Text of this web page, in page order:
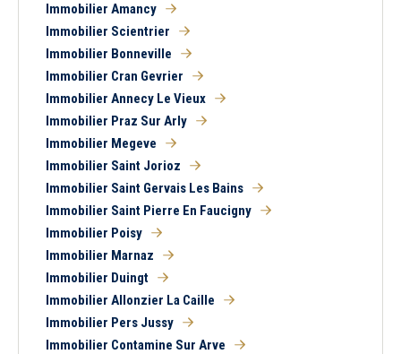
Immobilier Amancy
Immobilier Scientrier
Immobilier Bonneville
Immobilier Cran Gevrier
Immobilier Annecy Le Vieux
Immobilier Praz Sur Arly
Immobilier Megeve
Immobilier Saint Jorioz
Immobilier Saint Gervais Les Bains
Immobilier Saint Pierre En Faucigny
Immobilier Poisy
Immobilier Marnaz
Immobilier Duingt
Immobilier Allonzier La Caille
Immobilier Pers Jussy
Immobilier Contamine Sur Arve